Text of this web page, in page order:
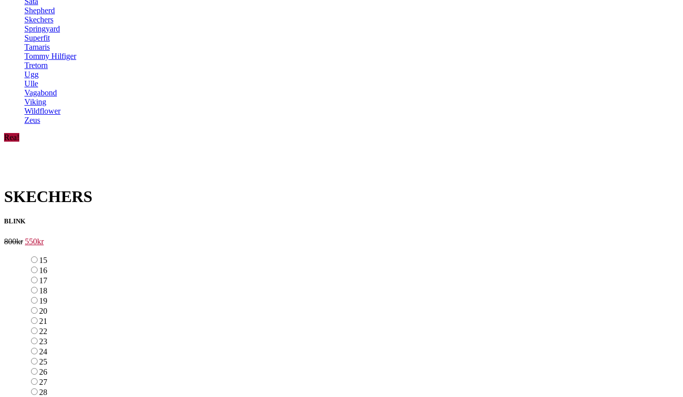
Shepherd
Skechers
Springyard
Superfit
Tamaris
Tommy Hilfiger
Tretorn
Ugg
Ulle
Vagabond
Viking
Wildflower
Zeus
Rea!
SKECHERS
BLINK
800kr 550kr
15
16
17
18
19
20
21
22
23
24
25
26
27
28